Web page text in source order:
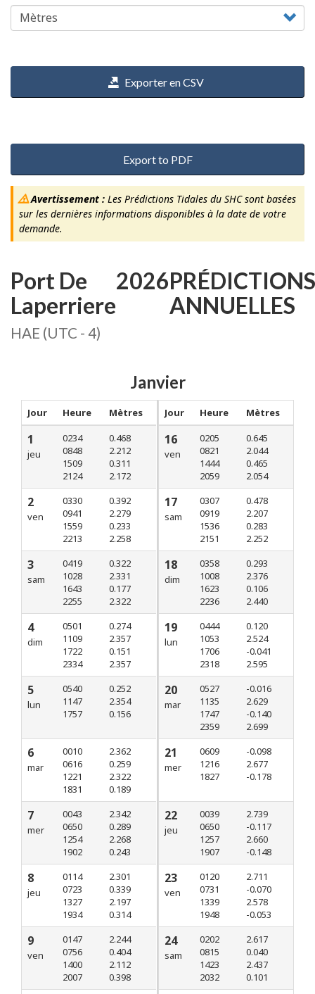
Exporter en CSV
Export to PDF
Avertissement :Les Prédictions Tidales du SHC sont basées
sur les dernières informations disponibles à la date de votre
demande.
Port De
Laperriere
HAE (UTC - 4)
2026PRÉDICTIONS
ANNUELLES
Janvier
Jour Heure Mètres
1
jeu
0234
0848
1509
2124
0.468
2.212
0.311
2.172
2
ven
0330
0941
1559
2213
0.392
2.279
0.233
2.258
3
sam
0419
1028
1643
2255
0.322
2.331
0.177
2.322
4
dim
0501
1109
1722
2334
0.274
2.357
0.151
2.357
5
lun
0540
1147
1757
0.252
2.354
0.156
6
mar
0010
0616
1221
1831
2.362
0.259
2.322
0.189
7
mer
0043
0650
1254
1902
2.342
0.289
2.268
0.243
8
jeu
0114
0723
1327
1934
2.301
0.339
2.197
0.314
9
ven
0147
0756
1400
2007
2.244
0.404
2.112
0.398
Jour Heure Mètres
16
ven
0205
0821
1444
2059
0.645
2.044
0.465
2.054
17
sam
0307
0919
1536
2151
0.478
2.207
0.283
2.252
18
dim
0358
1008
1623
2236
0.293
2.376
0.106
2.440
19
lun
0444
1053
1706
2318
0.120
2.524
-0.041
2.595
20
mar
0527
1135
1747
2359
-0.016
2.629
-0.140
2.699
21
mer
0609
1216
1827
-0.098
2.677
-0.178
22
jeu
0039
0650
1257
1907
2.739
-0.117
2.660
-0.148
23
ven
0120
0731
1339
1948
2.711
-0.070
2.578
-0.053
24
sam
0202
0815
1423
2032
2.617
0.040
2.437
0.101